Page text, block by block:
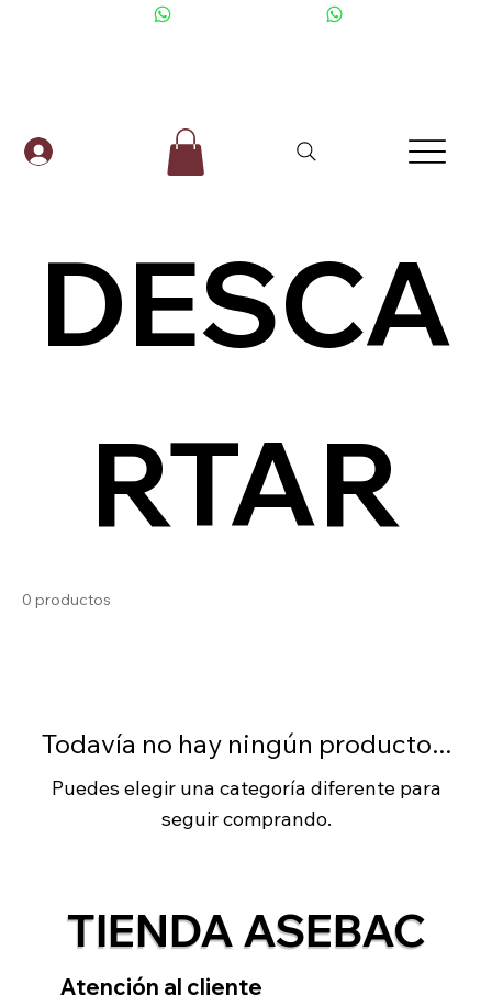
DESCA
RTAR
0 productos
Todavía no hay ningún producto...
Puedes elegir una categoría diferente para
seguir comprando.
TIENDA ASEBAC
Atención al cliente